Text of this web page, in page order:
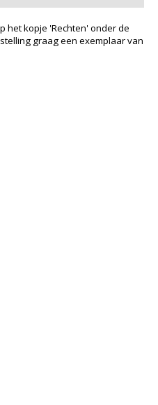
het kopje 'Rechten' onder de
graag een exemplaar van